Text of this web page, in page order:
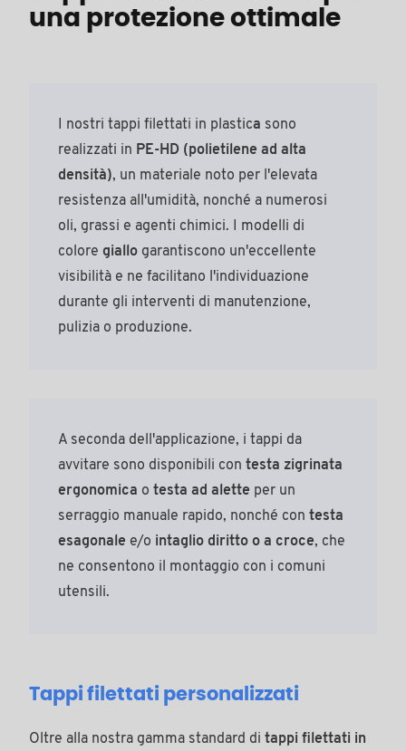
una protezione ottimale
I nostri tappi filettati in plastica sono
realizzati in PE-HD (polietilene ad alta
densità), un materiale noto per l'elevata
resistenza all'umidità, nonché a numerosi
oli, grassi e agenti chimici. I modelli di
colore giallo garantiscono un'eccellente
visibilità e ne facilitano l'individuazione
durante gli interventi di manutenzione,
pulizia o produzione.
A seconda dell'applicazione, i tappi da
avvitare sono disponibili con testa zigrinata
ergonomica o testa ad alette per un
serraggio manuale rapido, nonché con testa
esagonale e/o intaglio diritto o a croce, che
ne consentono il montaggio con i comuni
utensili.
Tappi filettati personalizzati
Oltre alla nostra gamma standard di tappi filettati in